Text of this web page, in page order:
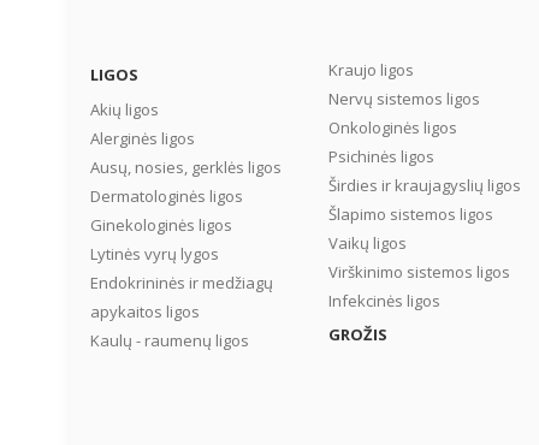
LIGOS
Akių ligos
Alerginės ligos
Ausų, nosies, gerklės ligos
Dermatologinės ligos
Ginekologinės ligos
Lytinės vyrų lygos
Endokrininės ir medžiagų
apykaitos ligos
Kaulų - raumenų ligos
Kraujo ligos
Nervų sistemos ligos
Onkologinės ligos
Psichinės ligos
Širdies ir kraujagyslių ligos
Šlapimo sistemos ligos
Vaikų ligos
Virškinimo sistemos ligos
Infekcinės ligos
GROŽIS